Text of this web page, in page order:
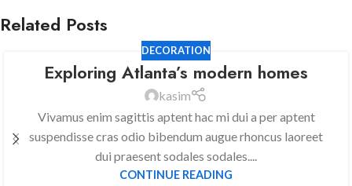
Related Posts
DECORATION
Exploring Atlanta’s modern homes
kasim
Vivamus enim sagittis aptent hac mi dui a per aptent
suspendisse cras odio bibendum augue rhoncus laoreet
dui praesent sodales sodales....
CONTINUE READING